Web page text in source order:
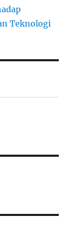
Teknologi